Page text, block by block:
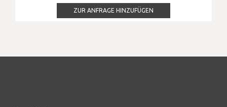
ZUR ANFRAGE HINZUFÜGEN